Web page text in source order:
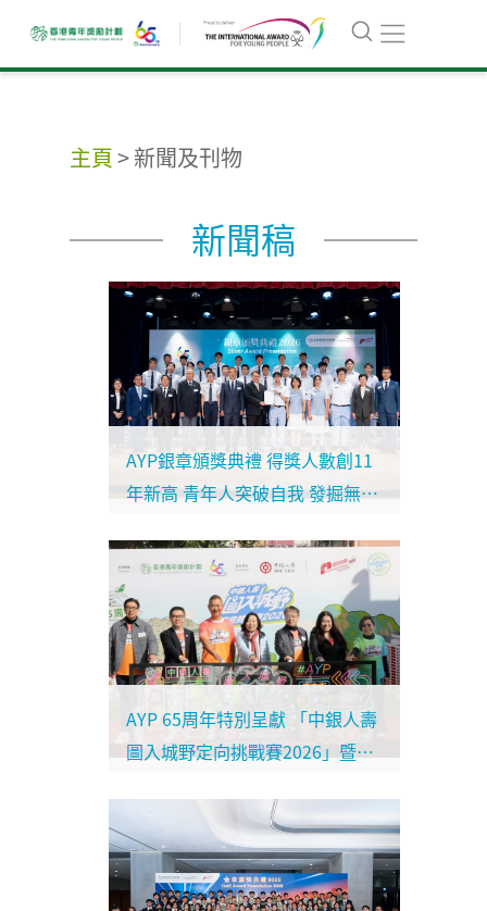
主頁>新聞及刊物
新聞稿
AYP銀章頒獎典禮 得獎人數創11
年新高 青年人突破自我 發掘無限
AYP 65周年特別呈獻 「中銀人壽
圖入城野定向挑戰賽2026」暨嘉